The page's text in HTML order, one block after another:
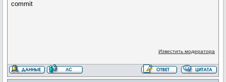
commit
Известить модератора